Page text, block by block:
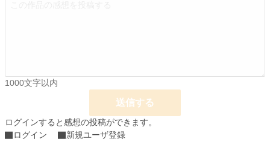
文字数 109,503
初回公開日時 2025.08.16 05:30
1000文字以内
送信する
ログインすると感想の投稿ができます。
ログイン
新規ユーザ登録